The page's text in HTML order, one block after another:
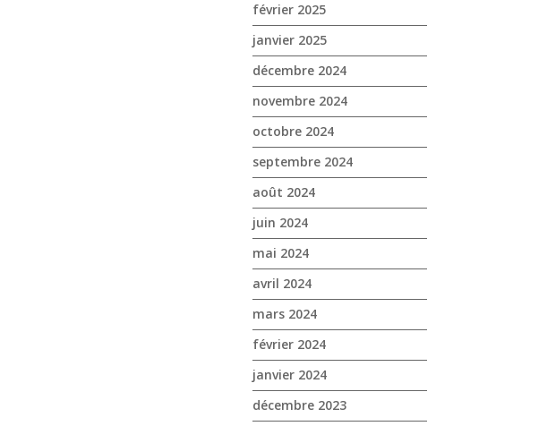
février 2025
janvier 2025
décembre 2024
novembre 2024
octobre 2024
septembre 2024
août 2024
juin 2024
mai 2024
avril 2024
mars 2024
février 2024
janvier 2024
décembre 2023